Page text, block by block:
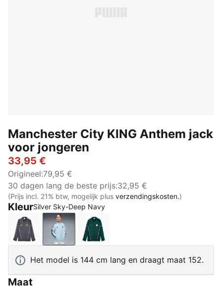
Manchester City KING Anthem jack
voor jongeren
33,95 €
Origineel:79,95 €
30 dagen lang de beste prijs:32,95 €
(Prijs incl. 21% btw, mogelijk plus verzendingskosten.)
KleurSilver Sky-Deep Navy
Galactic Gray-Pro Green
Silver Sky-Deep Navy
Green Terrain-Tropical Blue
Het model is 144 cm lang en draagt maat 152.
Maat